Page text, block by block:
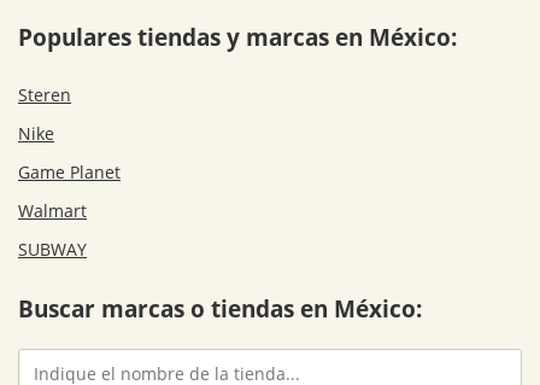
Populares tiendas y marcas en México:
Steren
Nike
Game Planet
Walmart
SUBWAY
Buscar marcas o tiendas en México: